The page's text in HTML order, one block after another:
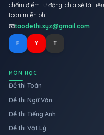
chấm điểm tự động, chia sẻ tài
toàn miễn phí.
📧taodethi.xyz@gmail.com
F Y T
MÔN HỌC
Đề thi Toán
Đề thi Ngữ Văn
Đề thi Tiếng Anh
Đề thi Vật Lý